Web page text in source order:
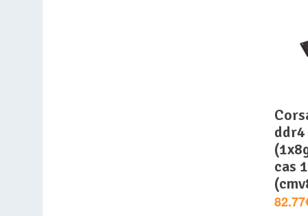
corsair mémoire pc
ddr4
cas